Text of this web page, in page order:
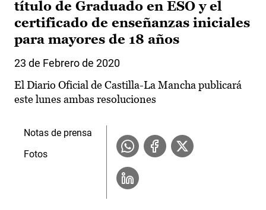
título de Graduado en ESO y el
certificado de enseñanzas iniciales
para mayores de 18 años
23 de Febrero de 2020
El Diario Oficial de Castilla-La Mancha publicará
este lunes ambas resoluciones
Notas de prensa
Fotos